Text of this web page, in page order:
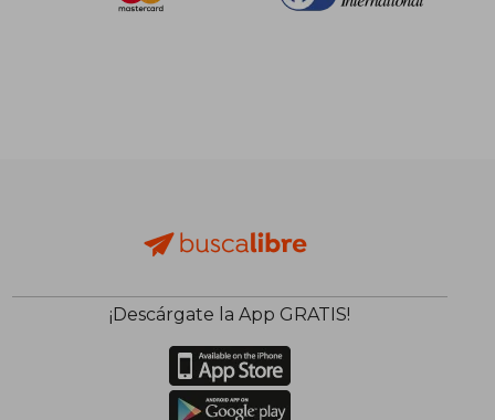
45%
$ 22.45
¡Descárgate la App GRATIS!